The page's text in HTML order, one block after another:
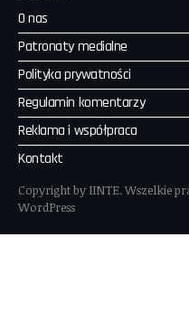
O nas
Patronaty medialne
Polityka prywatności
Regulamin komentarzy
Reklama i współpraca
Kontakt
Copyright by IINTE. Wszelkie
WordPress